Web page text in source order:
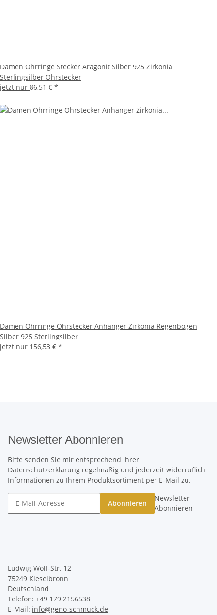
Damen Ohrringe Stecker Aragonit Silber 925 Zirkonia
Sterlingsilber Ohrstecker
jetzt nur 86,51 € *
Damen Ohrringe Ohrstecker Anhänger Zirkonia Regenbogen
Silber 925 Sterlingsilber
jetzt nur 156,53 € *
Newsletter Abonnieren
Bitte senden Sie mir entsprechend Ihrer
Datenschutzerklärung regelmäßig und jederzeit widerruflich
Informationen zu Ihrem Produktsortiment per E-Mail zu.
Abonnieren
Newsletter
Abonnieren
Ludwig-Wolf-Str. 12
75249 Kieselbronn
Deutschland
Telefon: +49 179 2156538
E-Mail: info@geno-schmuck.de